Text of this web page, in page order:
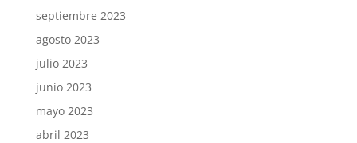
septiembre 2023
agosto 2023
julio 2023
junio 2023
mayo 2023
abril 2023